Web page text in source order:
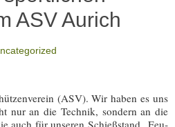
ASV Aurich
(ASV). Wir haben es uns
nur an die Tech­nik, son­dern an die